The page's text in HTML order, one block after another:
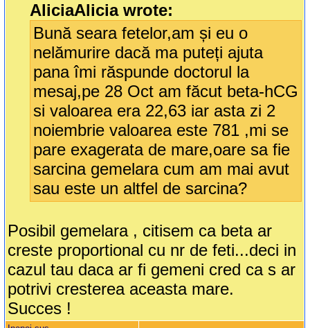
AliciaAlicia wrote:
Bună seara fetelor,am și eu o
nelămurire dacă ma puteți ajuta
pana îmi răspunde doctorul la
mesaj,pe 28 Oct am făcut beta-hCG
si valoarea era 22,63 iar asta zi 2
noiembrie valoarea este 781 ,mi se
pare exagerata de mare,oare sa fie
sarcina gemelara cum am mai avut
sau este un altfel de sarcina?
Posibil gemelara , citisem ca beta ar
creste proportional cu nr de feti...deci in
cazul tau daca ar fi gemeni cred ca s ar
potrivi cresterea aceasta mare.
Succes !